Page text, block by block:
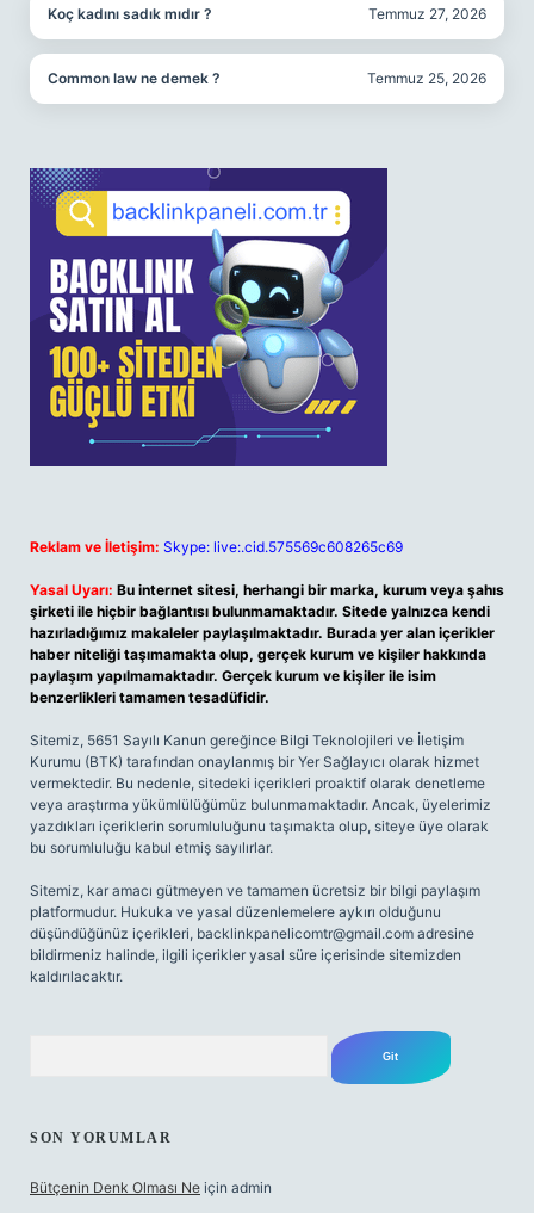
Koç kadını sadık mıdır ? Temmuz 27, 2026
Common law ne demek ? Temmuz 25, 2026
Reklam ve İletişim: Skype: live:.cid.575569c608265c69
Yasal Uyarı: Bu internet sitesi, herhangi bir marka, kurum veya şahıs
şirketi ile hiçbir bağlantısı bulunmamaktadır. Sitede yalnızca kendi
hazırladığımız makaleler paylaşılmaktadır. Burada yer alan içerikler
haber niteliği taşımamakta olup, gerçek kurum ve kişiler hakkında
paylaşım yapılmamaktadır. Gerçek kurum ve kişiler ile isim
benzerlikleri tamamen tesadüfidir.
Sitemiz, 5651 Sayılı Kanun gereğince Bilgi Teknolojileri ve İletişim
Kurumu (BTK) tarafından onaylanmış bir Yer Sağlayıcı olarak hizmet
vermektedir. Bu nedenle, sitedeki içerikleri proaktif olarak denetleme
veya araştırma yükümlülüğümüz bulunmamaktadır. Ancak, üyelerimiz
yazdıkları içeriklerin sorumluluğunu taşımakta olup, siteye üye olarak
bu sorumluluğu kabul etmiş sayılırlar.
Sitemiz, kar amacı gütmeyen ve tamamen ücretsiz bir bilgi paylaşım
platformudur. Hukuka ve yasal düzenlemelere aykırı olduğunu
düşündüğünüz içerikleri, backlinkpanelicomtr@gmail.com adresine
bildirmeniz halinde, ilgili içerikler yasal süre içerisinde sitemizden
kaldırılacaktır.
SON YORUMLAR
Bütçenin Denk Olması Ne için admin